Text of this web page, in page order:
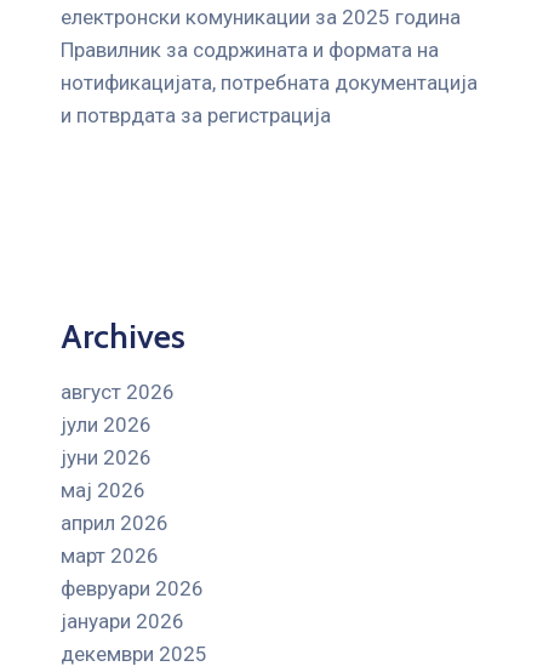
електронски комуникации за 2025 година
Правилник за содржината и формата на
нотификацијата, потребната документација
и потврдата за регистрација
Archives
август 2026
јули 2026
јуни 2026
мај 2026
април 2026
март 2026
февруари 2026
јануари 2026
декември 2025